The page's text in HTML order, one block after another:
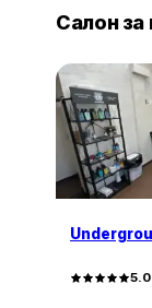
Салон за